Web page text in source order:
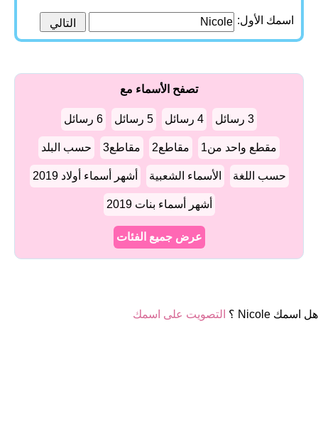
اسمك الأول:
تصفح الأسماء مع
3 رسائل 4 رسائل 5 رسائل 6 رسائل
مقطع واحد من1 مقاطع2 مقاطع3 حسب البلد
حسب اللغة الأسماء الشعبية أشهر أسماء أولاد 2019
أشهر أسماء بنات 2019
عرض جميع الفئات
هل اسمك Nicole ؟ التصويت على اسمك